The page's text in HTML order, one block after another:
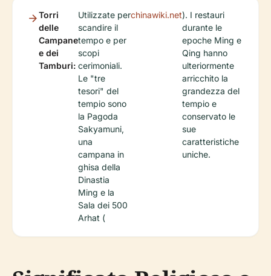
Torri
delle
Campane
e dei
Tamburi:
Utilizzate per
scandire il
tempo e per
scopi
cerimoniali.
Le "tre
tesori" del
tempio sono
la Pagoda
Sakyamuni,
una
campana in
ghisa della
Dinastia
Ming e la
Sala dei 500
Arhat (
chinawiki.net). I restauri
durante le
epoche Ming e
Qing hanno
ulteriormente
arricchito la
grandezza del
tempio e
conservato le
sue
caratteristiche
uniche.